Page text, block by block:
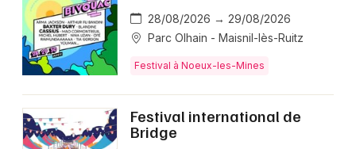
28/08/2026 → 29/08/2026
Parc Olhain - Maisnil-lès-Ruitz
Festival à Noeux-les-Mines
Festival international de
Bridge